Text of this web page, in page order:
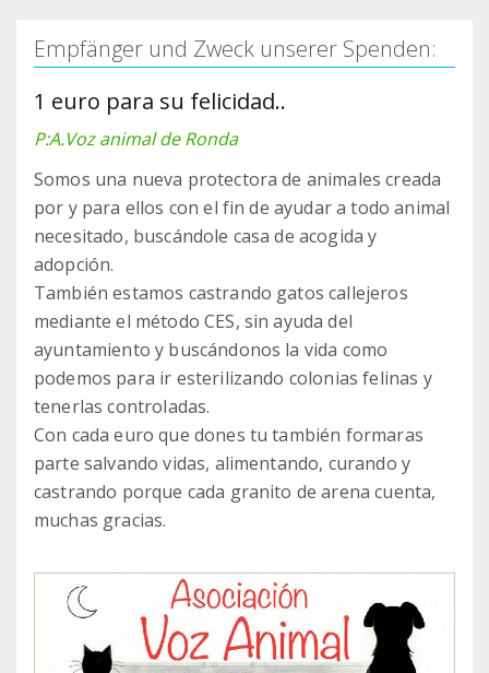
Empfänger und Zweck unserer Spenden:
1 euro para su felicidad..
P:A.Voz animal de Ronda
Somos una nueva protectora de animales creada
por y para ellos con el fin de ayudar a todo animal
necesitado, buscándole casa de acogida y
adopción.
También estamos castrando gatos callejeros
mediante el método CES, sin ayuda del
ayuntamiento y buscándonos la vida como
podemos para ir esterilizando colonias felinas y
tenerlas controladas.
Con cada euro que dones tu también formaras
parte salvando vidas, alimentando, curando y
castrando porque cada granito de arena cuenta,
muchas gracias.